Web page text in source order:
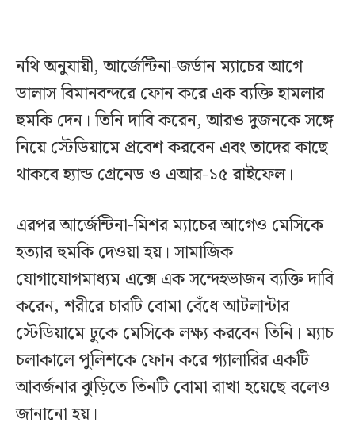
নথি অনুযায়ী, আর্জেন্টিনা-জর্ডান ম্যাচের আগে
ডালাস বিমানবন্দরে ফোন করে এক ব্যক্তি হামলার
হুমকি দেন। তিনি দাবি করেন, আরও দুজনকে সঙ্গে
নিয়ে স্টেডিয়ামে প্রবেশ করবেন এবং তাদের কাছে
থাকবে হ্যান্ড গ্রেনেড ও এআর-১৫ রাইফেল।
এরপর আর্জেন্টিনা-মিশর ম্যাচের আগেও মেসিকে
হত্যার হুমকি দেওয়া হয়। সামাজিক
যোগাযোগমাধ্যম এক্সে এক সন্দেহভাজন ব্যক্তি দাবি
করেন, শরীরে চারটি বোমা বেঁধে আটলান্টার
স্টেডিয়ামে ঢুকে মেসিকে লক্ষ্য করবেন তিনি। ম্যাচ
চলাকালে পুলিশকে ফোন করে গ্যালারির একটি
আবর্জনার ঝুড়িতে তিনটি বোমা রাখা হয়েছে বলেও
জানানো হয়।